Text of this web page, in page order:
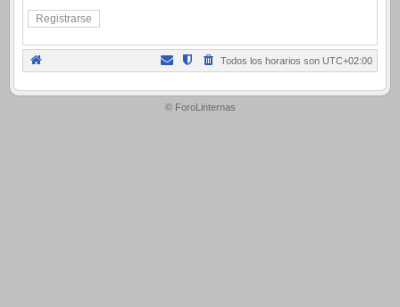
Registrarse
Todos los horarios son UTC+02:00
.
© ForoLinternas